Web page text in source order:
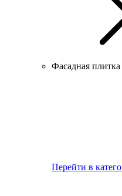
Фасадная
Перейти в